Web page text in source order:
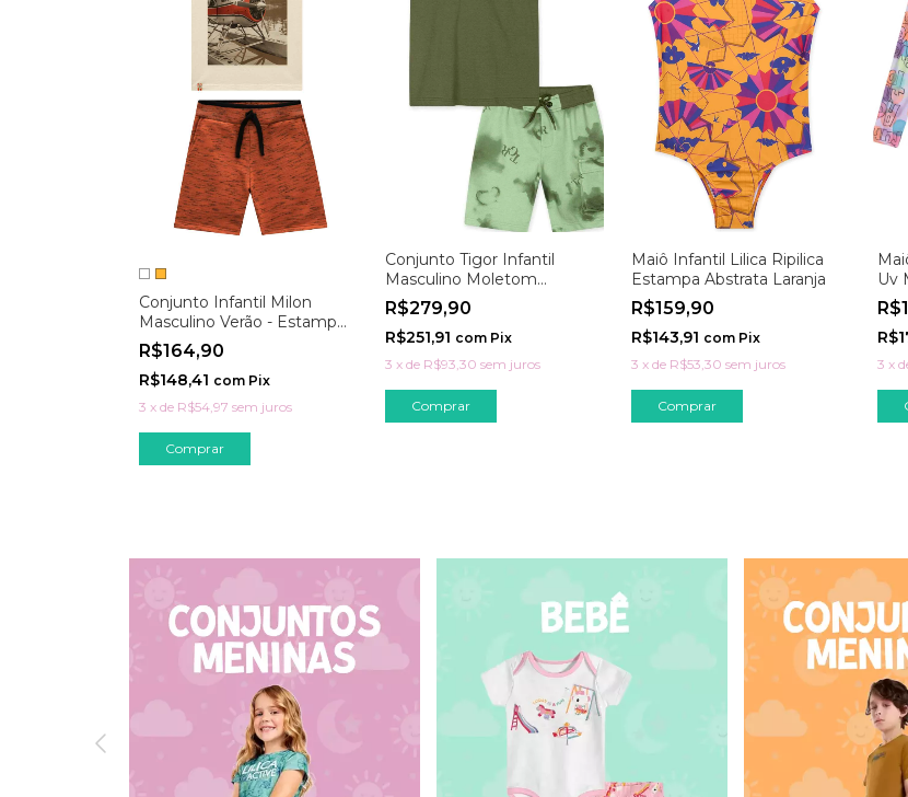
Conjunto Infantil Milon
Masculino Verão - Estampa
Avião
R$164,90
R$148,41 com Pix
3 x de R$54,97 sem juros
Comprar
Conjunto Tigor Infantil
Masculino Moletom
Camuflado
R$279,90
R$251,91 com Pix
3 x de R$93,30 sem juros
Comprar
Maiô Infantil Lilica Ripilica
Estampa Abstrata Laranja
R$159,90
R$143,91 com Pix
3 x de R$53,30 sem juros
Comprar
Uv
3 x